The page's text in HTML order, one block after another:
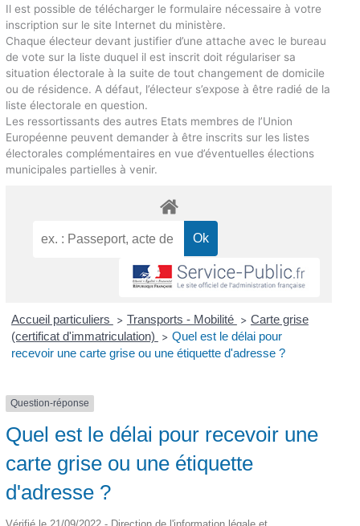
Il est possible de télécharger le formulaire nécessaire à votre
inscription sur le site Internet du ministère.
Chaque électeur devant justifier d’une attache avec le bureau
de vote sur la liste duquel il est inscrit doit régulariser sa
situation électorale à la suite de tout changement de domicile
ou de résidence. A défaut, l’électeur s’expose à être radié de la
liste électorale en question.
Les ressortissants des autres Etats membres de l’Union
Européenne peuvent demander à être inscrits sur les listes
électorales complémentaires en vue d’éventuelles élections
municipales partielles à venir.
Accueil particuliers > Transports - Mobilité > Carte grise
(certificat d'immatriculation)
> Quel est le délai pour
recevoir une carte grise ou une étiquette d'adresse ?
Question-réponse
Quel est le délai pour recevoir une
carte grise ou une étiquette
d'adresse ?